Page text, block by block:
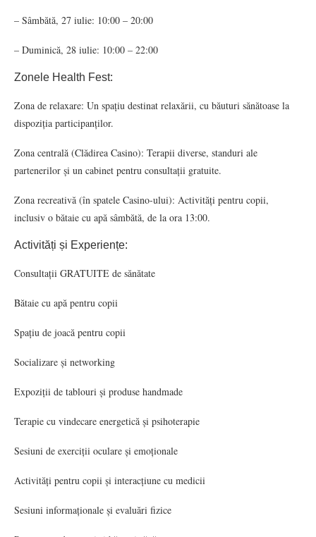
– Sâmbătă, 27 iulie: 10:00 – 20:00
– Duminică, 28 iulie: 10:00 – 22:00
Zonele Health Fest:
Zona de relaxare: Un spațiu destinat relaxării, cu băuturi sănătoase la
dispoziția participanților.
Zona centrală (Clădirea Casino): Terapii diverse, standuri ale
partenerilor și un cabinet pentru consultații gratuite.
Zona recreativă (în spatele Casino-ului): Activități pentru copii,
inclusiv o bătaie cu apă sâmbătă, de la ora 13:00.
Activități și Experiențe:
Consultații GRATUITE de sănătate
Bătaie cu apă pentru copii
Spațiu de joacă pentru copii
Socializare și networking
Expoziții de tablouri și produse handmade
Terapie cu vindecare energetică și psihoterapie
Sesiuni de exerciții oculare și emoționale
Activități pentru copii și interacțiune cu medicii
Sesiuni informaționale și evaluări fizice